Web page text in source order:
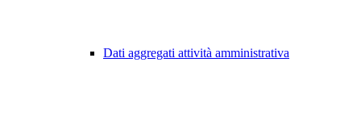
Dati aggregati attività amministrativa